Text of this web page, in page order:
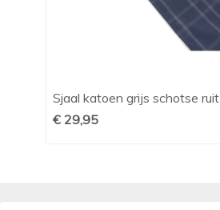
Sjaal katoen grijs schotse ruit
€ 29,95